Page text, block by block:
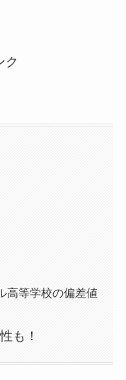
ク
高等学校の偏差値
も！